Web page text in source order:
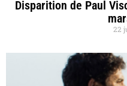
Disparition de Paul
22